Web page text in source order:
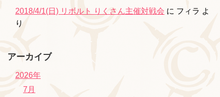
2018/4/1(日) リボルト りくさん主催対戦会 に フィラ よ
り
アーカイブ
2026年
7月